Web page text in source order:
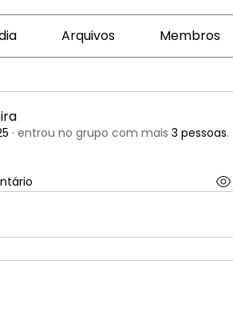
Arquivos Membros
· entrou no grupo com mais 3 pessoas.